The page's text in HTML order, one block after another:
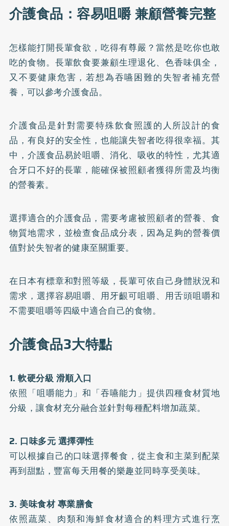
介護食品：容易咀嚼 兼顧營養完整
怎樣能打開長輩食欲，吃得有尊嚴？當然是吃你也敢
吃的食物。長輩飲食要兼顧生理退化、色香味俱全，
又不要健康危害，若想為吞嚥困難的失智者補充營
養，可以參考介護食品。
介護食品是針對需要特殊飲食照護的人所設計的食
品，有良好的安全性，也能讓失智者吃得很幸福。其
中，介護食品易於咀嚼、消化、吸收的特性，尤其適
合牙口不好的長輩，能確保被照顧者獲得所需及均衡
的營養素。
選擇適合的介護食品，需要考慮被照顧者的營養、食
物質地需求，並檢查食品成分表，因為足夠的營養價
值對於失智者的健康至關重要。
在日本有標章和對照等級，長輩可依自己身體狀況和
需求，選擇容易咀嚼、用牙齦可咀嚼、用舌頭咀嚼和
不需要咀嚼等四級中適合自己的食物。
介護食品3大特點
1. 軟硬分級 滑順入口
依照「咀嚼能力」和「吞嚥能力」提供四種食材質地
分級，讓食材充分融合並針對每種配料增加蔬菜。
2. 口味多元 選擇彈性
可以根據自己的口味選擇餐食，從主食和主菜到配菜
再到甜點，豐富每天用餐的樂趣並同時享受美味。
3. 美味食材 專業膳食
依照蔬菜、肉類和海鮮食材適合的料理方式進行烹